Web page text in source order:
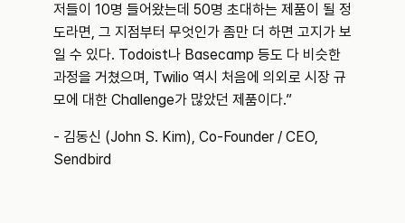
저들이 10명 들어왔는데 50명 초대하는 제품이 될 정
도라면, 그 지점부터 무엇인가 좀만 더 하면 고지가 보
일 수 있다. Todoist나 Basecamp 등도 다 비슷한
과정을 거쳤으며, Twilio 역시 처음에 의외로 시장 규
모에 대한 Challenge가 많았던 제품이다.”
- 김동신 (John S. Kim), Co-Founder / CEO,
Sendbird